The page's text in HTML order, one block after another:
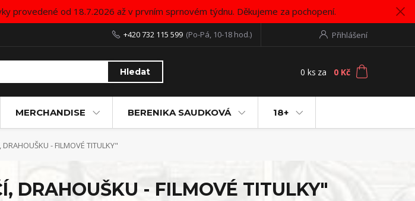
provedené od 18.7.2026 až v prvním sprnovém týdnu. Děkujeme za pochopení.
Přihlášení
Hledat
+420 732 115 599 (Po-Pá, 10-18 hod.)
0 ks za 0 Kč
MERCHANDISE BERENIKA SAUDKOVÁ 18+
- FILMOVÉ TITULKY"
DRAHOUŠKU - FILMOVÉ TITULKY"